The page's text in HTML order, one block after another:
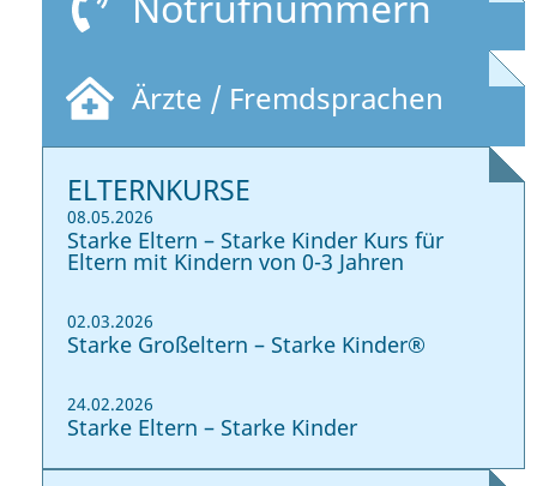
Ärzte / Fremdsprachen
ELTERNKURSE
08.05.2026
Starke Eltern – Starke Kinder Kurs für
Eltern mit Kindern von 0-3 Jahren
02.03.2026
Starke Großeltern – Starke Kinder®
24.02.2026
Starke Eltern – Starke Kinder